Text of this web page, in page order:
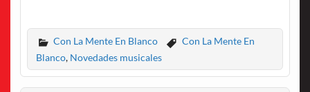
Con La Mente En Blanco
Con La Mente En
Blanco, Novedades musicales